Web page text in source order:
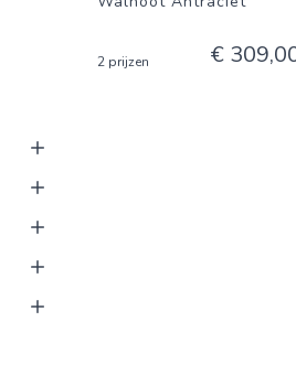
2 prijzen €